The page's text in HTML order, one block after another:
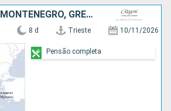
ITÁLIA, CROÁCIA, MONTENEGRO, GRÉCIA
8 d Trieste 10/11/2026
Pensão completa